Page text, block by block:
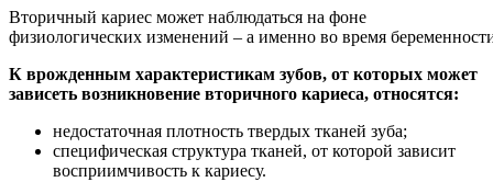
Вторичный кариес может наблюдаться на фоне
физиологических изменений – а именно во время
К врожденным характеристикам зубов, от которых может
зависеть возникновение вторичного кариеса, относятся:
недостаточная плотность твердых тканей зуба;
специфическая структура тканей, от которой зависит
восприимчивость к кариесу.